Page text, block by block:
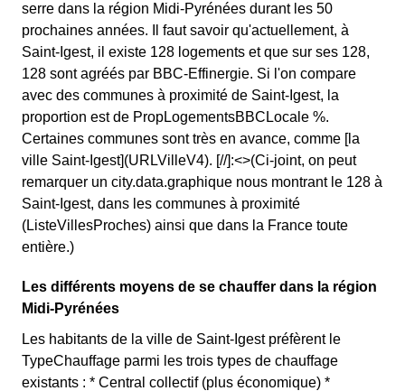
serre dans la région Midi-Pyrénées durant les 50
prochaines années. Il faut savoir qu'actuellement, à
Saint-Igest, il existe 128 logements et que sur ses 128,
128 sont agréés par BBC-Effinergie. Si l'on compare
avec des communes à proximité de Saint-Igest, la
proportion est de PropLogementsBBCLocale %.
Certaines communes sont très en avance, comme [la
ville Saint-Igest](URLVilleV4). [//]:<>(Ci-joint, on peut
remarquer un city.data.graphique nous montrant le 128 à
Saint-Igest, dans les communes à proximité
(ListeVillesProches) ainsi que dans la France toute
entière.)
Les différents moyens de se chauffer dans la région
Midi-Pyrénées
Les habitants de la ville de Saint-Igest préfèrent le
TypeChauffage parmi les trois types de chauffage
existants : * Central collectif (plus économique) *